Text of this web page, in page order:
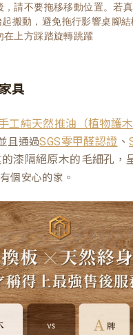
請不要拖移移動位置。若真
搬動，避免拖行影響桌腳結
上方踩踏旋轉跳躍
具
工純天然推油（植物護木
且通過SGS零甲醛認證 、
的漆隔絕原木的毛細孔，
個安心的家。